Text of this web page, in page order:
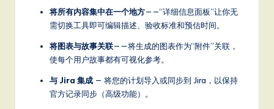
将所有内容集中在一个地方——“详细信息面板”让你无
需切换工具即可编辑描述、验收标准和预估时间。
将图表与故事关联——将生成的图表作为“附件”关联，
使每个用户故事都有可视化参考。
与 Jira 集成 — 将您的计划导入或同步到 Jira，以保持
官方记录同步（高级功能）。